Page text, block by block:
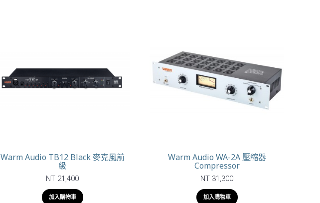
Warm Audio TB12 Black 麥克風前
級
NT 21,400
加入購物車
Warm Audio WA-2A 壓縮器
Compressor
NT 31,300
加入購物車